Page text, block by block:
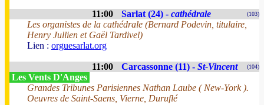
11:00 Sarlat (24) - cathédrale (103)
Les organistes de la cathédrale (Bernard Podevin, titulaire,
Henry Jullien et Gaël Tardivel)
Lien : orguesarlat.org
11:00 Carcassonne (11) - St-Vincent (104)
Les Vents D'Anges
Grandes Tribunes Parisiennes Nathan Laube ( New-York ).
Oeuvres de Saint-Saens, Vierne, Duruflé